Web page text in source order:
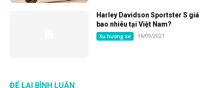
Harley Davidson Sportster S giá
bao nhiêu tại Việt Nam?
Xu hướng xe 16/09/2021
ĐỂ LẠI BÌNH LUẬN